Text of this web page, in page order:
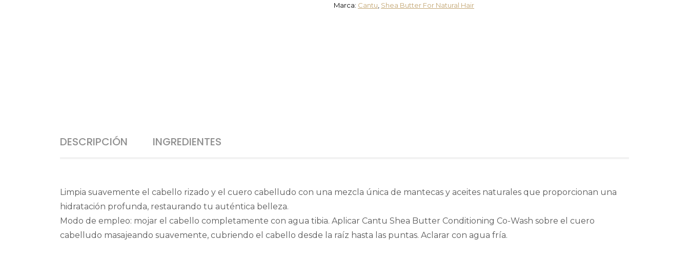
Marca: Cantu Shea Butter For Natural Hair
DESCRIPCIÓN INGREDIENTES
Limpia suavemente el cabello rizado y el cuero cabelludo con una mezcla única de mantecas y aceites naturales que proporcionan una
hidratación profunda, restaurando tu auténtica belleza.
Modo de empleo: mojar el cabello completamente con agua tibia. Aplicar Cantu Shea Butter Conditioning Co-Wash sobre el cuero
cabelludo masajeando suavemente, cubriendo el cabello desde la raíz hasta las puntas. Aclarar con agua fría.